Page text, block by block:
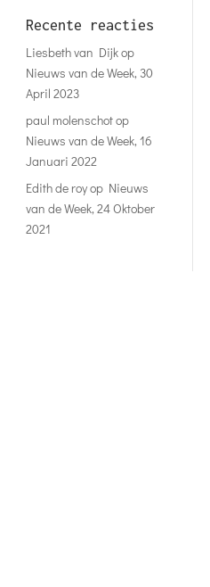
Recente reacties
Liesbeth van Dijkop
Nieuws van de Week, 30
April 2023
paul molenschotop
Nieuws van de Week, 16
Januari 2022
Edith de royop Nieuws
van de Week, 24 Oktober
2021